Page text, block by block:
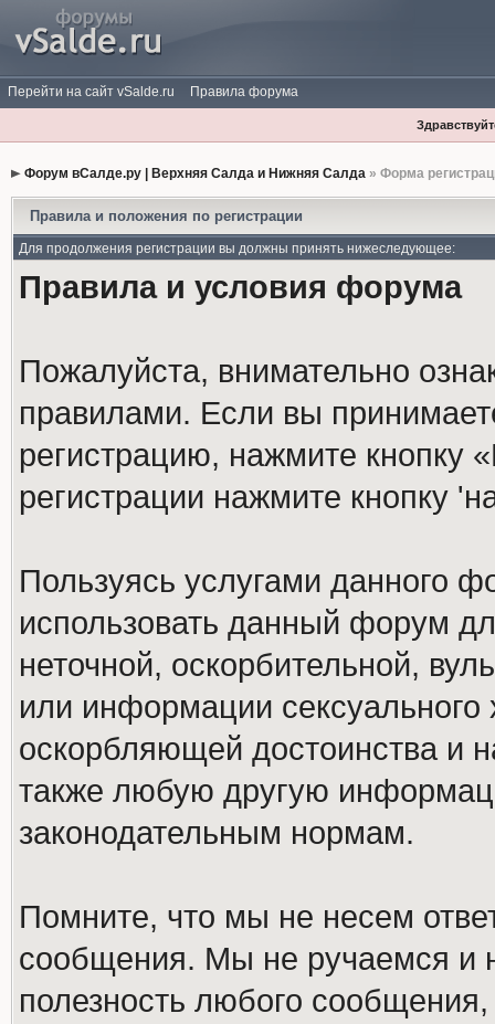
Перейти на сайт vSalde.ru Правила форума
Форум вСалде.ру | Верхняя Салда и Нижняя Салда» Форма
Правила и положения по регистрации
Для продолжения регистрации вы должны принять нижеследующее:
Правила и условия форума
Пожалуйста, внимательно
правилами. Если вы
регистрацию, нажмите кнопку
регистрации нажмите кнопку
Пользуясь услугами данного
использовать данный форум
неточной, оскорбительной,
или информации
оскорбляющей достоинства и
также любую другую
законодательным нормам.
Помните, что мы не несем
сообщения. Мы не ручаемся и
полезность любого